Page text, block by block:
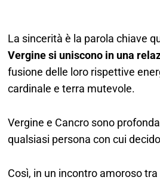
La sincerità è la parola chiave
Vergine si uniscono in una
fusione delle loro rispettive
cardinale e terra mutevole.
Vergine e Cancro sono
qualsiasi persona con cui
Così, in un incontro amoroso